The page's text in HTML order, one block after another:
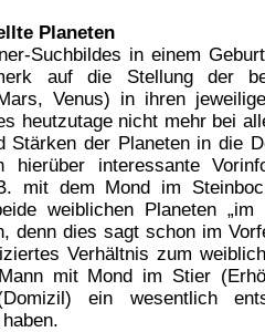
Planeten
Suchbildes in einem
auf die Stellung der
Venus) in ihren
heutzutage nicht mehr bei
Stärken der Planeten in die
hierüber interessante
mit dem Mond im
weiblichen Planeten „im
denn dies sagt schon im
Verhältnis zum
mit Mond im Stier
ein wesentlich